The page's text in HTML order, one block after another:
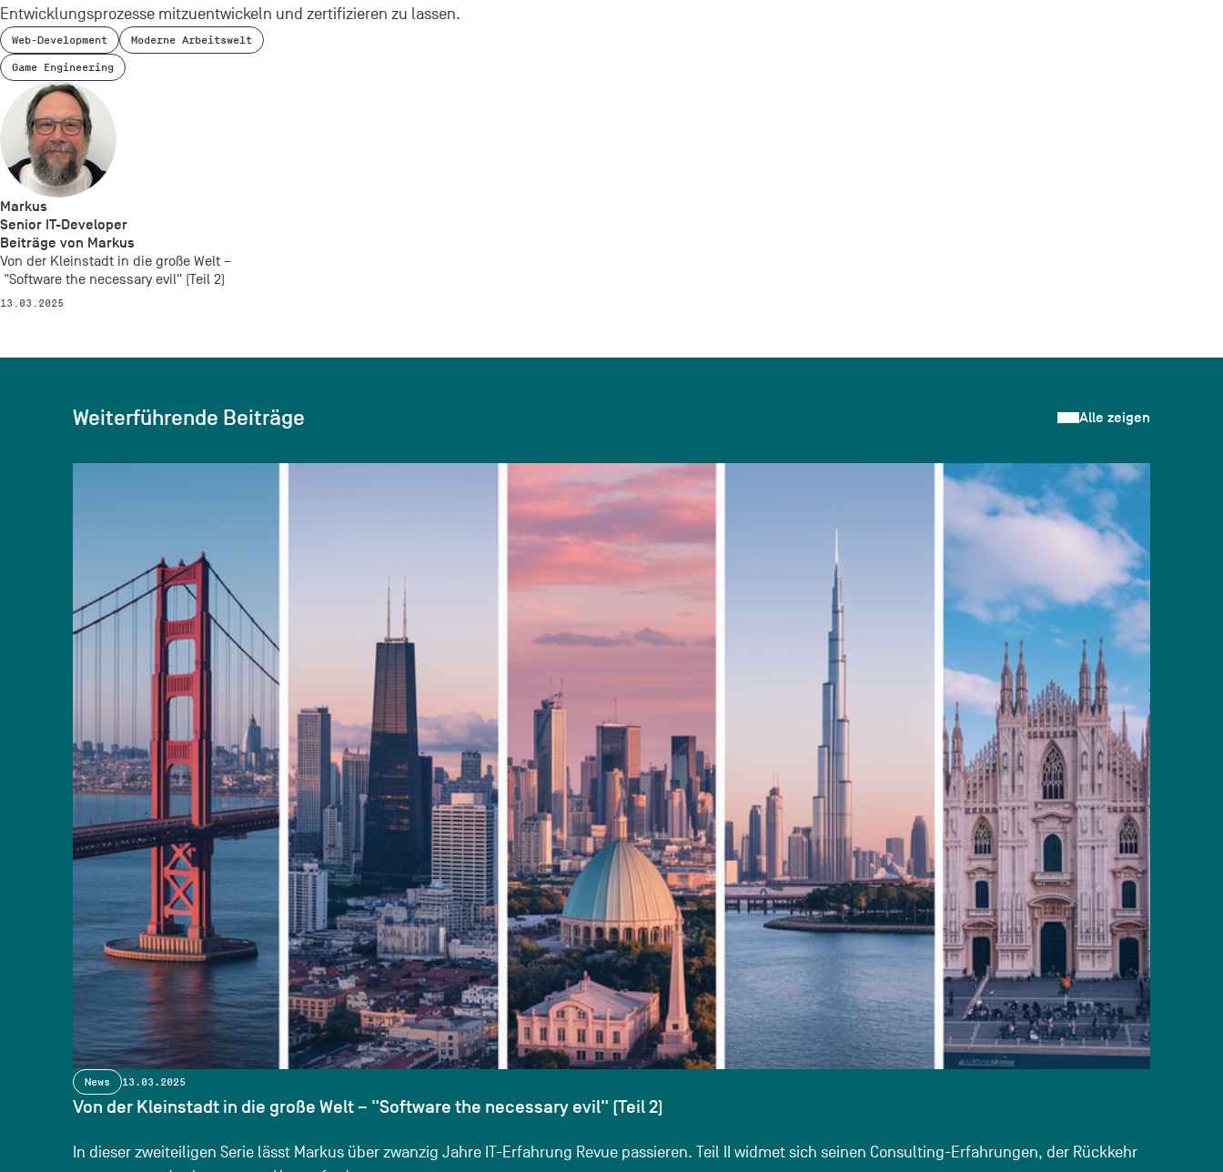
Entwicklungsprozesse mitzuentwickeln und zertifizieren zu lassen.
Web-Development Moderne Arbeitswelt
Game Engineering
Markus
Senior IT-Developer
Beiträge von Markus
Von der Kleinstadt in die große Welt –
"Software the necessary evil" (Teil 2)
13.03.2025
Weiterführende Beiträge Alle zeigen
News 13.03.2025
Von der Kleinstadt in die große Welt – "Software the necessary evil" (Teil 2)
In dieser zweiteiligen Serie lässt Markus über zwanzig Jahre IT-Erfahrung Revue passieren. Teil II widmet sich seinen Consulting-Erfahrungen, der Rückkehr